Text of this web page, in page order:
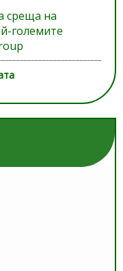
среща на
големите